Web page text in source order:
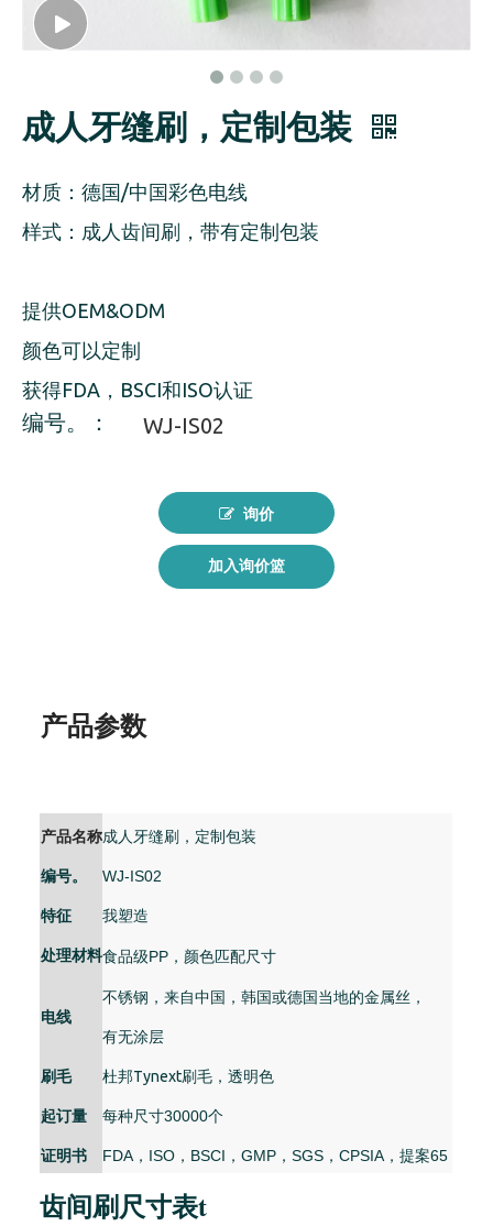
成人牙缝刷，定制包装
材质：德国/中国彩色电线
样式：成人齿间刷，带有定制包装
提供OEM&ODM
颜色可以定制
获得FDA，BSCI和ISO认证
编号。： WJ-IS02
询价
加入询价篮
产品参数
产品名称成人牙缝刷，定制包装
编号。 WJ-IS02
特征 我塑造
处理材料食品级PP，颜色匹配尺寸
电线
不锈钢，来自中国，韩国或德国当地的金属丝，
有无涂层
刷毛 杜邦Tynext刷毛，透明色
起订量 每种尺寸30000个
证明书 FDA，ISO，BSCI，GMP，SGS，CPSIA，提案65
齿间刷尺寸表t